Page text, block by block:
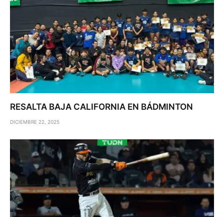
RESALTA BAJA CALIFORNIA EN BÁDMINTON
DICIEMBRE 22, 2025